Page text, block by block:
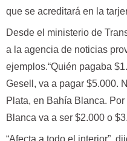
que se acreditará en la
Desde el ministerio de
a la agencia de noticias
ejemplos.“Quién pagaba
Gesell, va a pagar $5.000.
Plata, en Bahía Blanca.
Blanca va a ser $2.000 o